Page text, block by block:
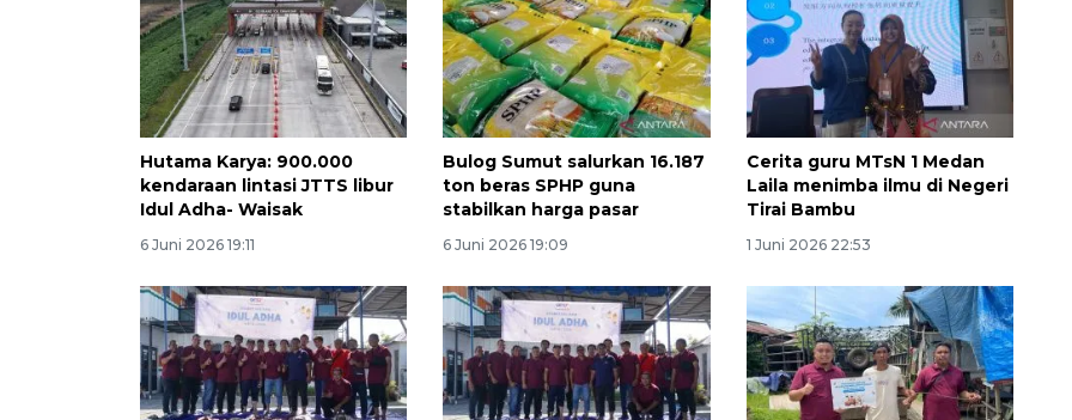
Hutama Karya: 900.000
kendaraan lintasi JTTS libur
Idul Adha- Waisak
6 Juni 2026 19:11
Bulog Sumut salurkan 16.187
ton beras SPHP guna
stabilkan harga pasar
6 Juni 2026 19:09
Cerita guru MTsN 1 Medan
Laila menimba ilmu di Negeri
Tirai Bambu
1 Juni 2026 22:53
160 ribu sambungan baru
jaringan gas 2026
2026-08-07 18:00:00